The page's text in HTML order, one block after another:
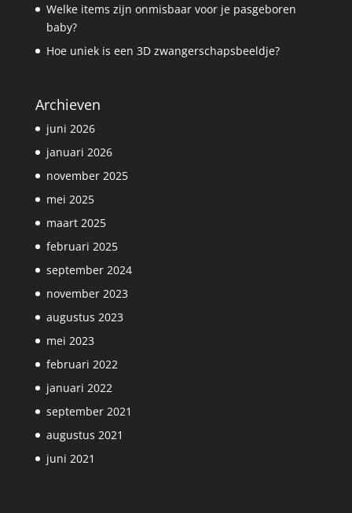
Welke items zijn onmisbaar voor je pasgeboren
baby?
Hoe uniek is een 3D zwangerschapsbeeldje?
Archieven
juni 2026
januari 2026
november 2025
mei 2025
maart 2025
februari 2025
september 2024
november 2023
augustus 2023
mei 2023
februari 2022
januari 2022
september 2021
augustus 2021
juni 2021